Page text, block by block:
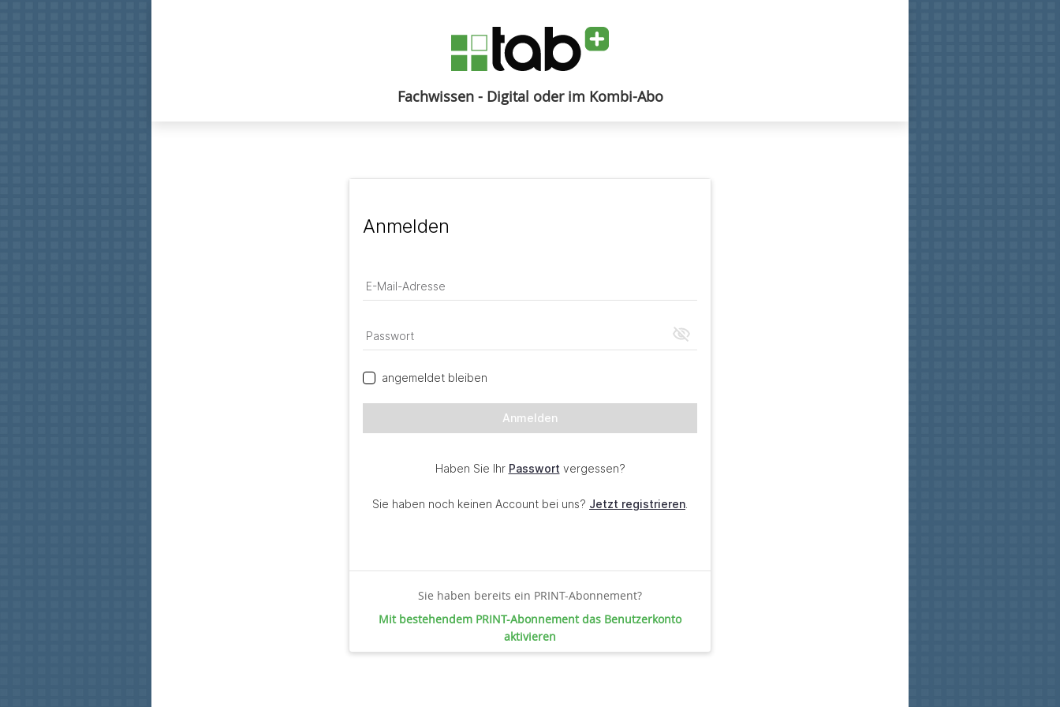
Fachwissen - Digital oder im Kombi-Abo
Sie haben bereits ein PRINT-Abonnement?
Mit bestehendem PRINT-Abonnement das Benutzerkonto
aktivieren